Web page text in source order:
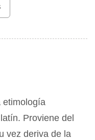
etimología
Proviene del
vez deriva de la